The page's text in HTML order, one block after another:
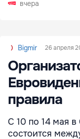
вчера
Bigmir 26 апреля
правила
С 10 по 14 мая
состоится